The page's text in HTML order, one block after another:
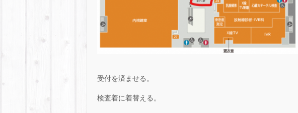
受付を済ませる。
検査着に着替える。